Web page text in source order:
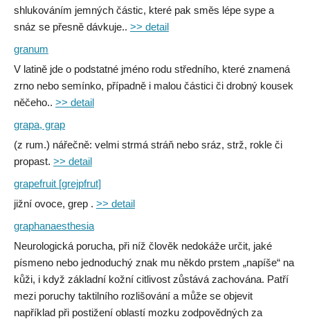
shlukováním jemných částic, které pak směs lépe sype a
snáz se přesně dávkuje.. >> detail
granum
V latině jde o podstatné jméno rodu středního, které znamená
zrno nebo semínko, případně i malou částici či drobný kousek
něčeho.. >> detail
grapa, grap
(z rum.) nářečně: velmi strmá stráň nebo sráz, strž, rokle či
propast. >> detail
grapefruit [grejpfrut]
jižní ovoce, grep . >> detail
graphanaesthesia
Neurologická porucha, při níž člověk nedokáže určit, jaké
písmeno nebo jednoduchý znak mu někdo prstem „napíše“ na
kůži, i když základní kožní citlivost zůstává zachována. Patří
mezi poruchy taktilního rozlišování a může se objevit
například při postižení oblastí mozku zodpovědných za